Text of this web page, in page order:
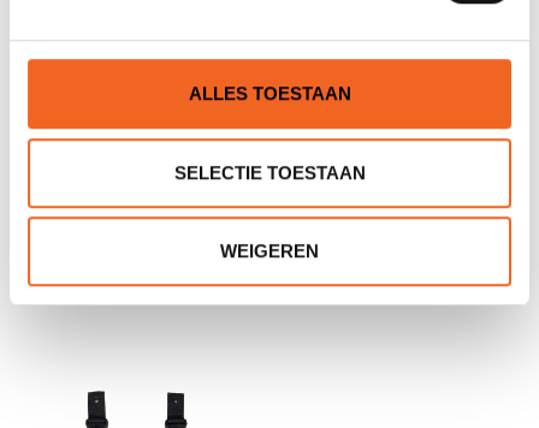
ALLES TOESTAAN
SELECTIE TOESTAAN
WEIGEREN
P&H VIRGO MV, SCHEG,
HIKO PRODIGY, FLEX